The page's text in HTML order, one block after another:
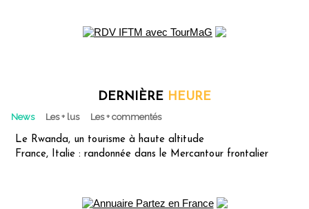
DERNIÈRE HEURE
News Les + lus Les + commentés
Le Rwanda, un tourisme à haute altitude
France, Italie : randonnée dans le Mercantour frontalier